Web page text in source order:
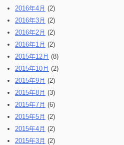
2016年4月 (2)
2016年3月 (2)
2016年2月 (2)
2016年1月 (2)
2015年12月 (8)
2015年10月 (2)
2015年9月 (2)
2015年8月 (3)
2015年7月 (6)
2015年5月 (2)
2015年4月 (2)
2015年3月 (2)